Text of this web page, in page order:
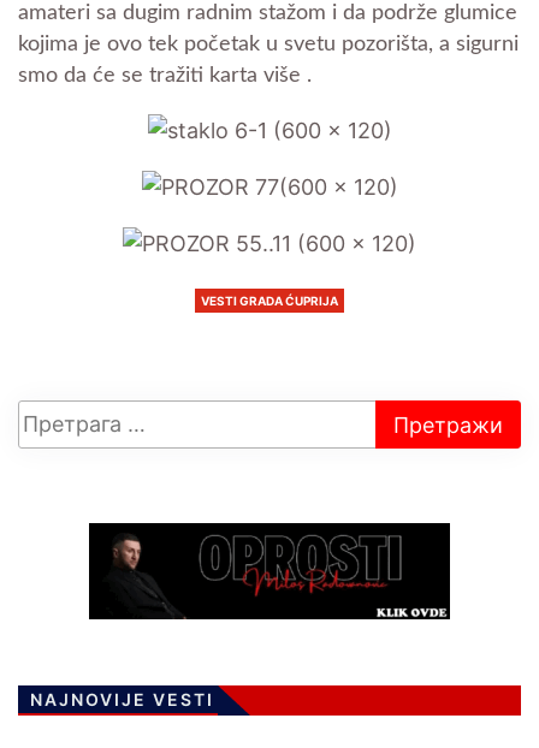
amateri sa dugim radnim stažom i da podrže glumice
kojima je ovo tek početak u svetu pozorišta, a sigurni
smo da će se tražiti karta više .
VESTI GRADA ĆUPRIJA
NAJNOVIJE VESTI